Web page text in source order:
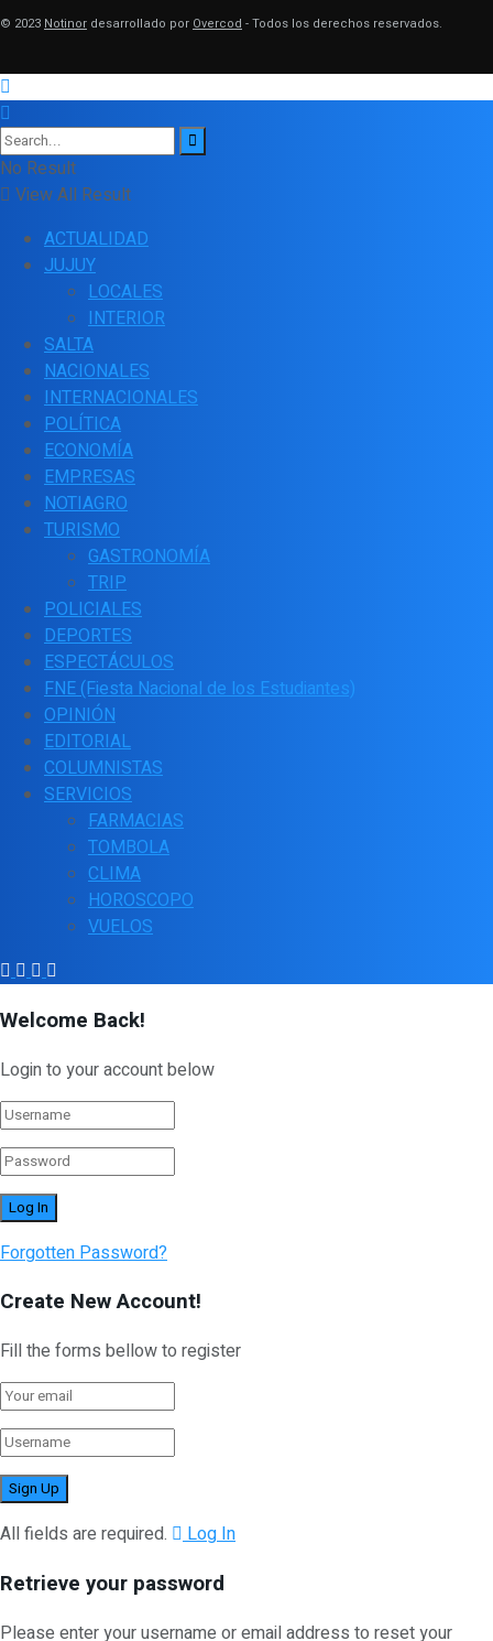
© 2023 Notinor desarrollado por Overcod - Todos los derechos reservados.
No Result
View All Result
ACTUALIDAD
JUJUY
LOCALES
INTERIOR
SALTA
NACIONALES
INTERNACIONALES
POLÍTICA
ECONOMÍA
EMPRESAS
NOTIAGRO
TURISMO
GASTRONOMÍA
TRIP
POLICIALES
DEPORTES
ESPECTÁCULOS
FNE (Fiesta Nacional de los Estudiantes)
OPINIÓN
EDITORIAL
COLUMNISTAS
SERVICIOS
FARMACIAS
TOMBOLA
CLIMA
HOROSCOPO
VUELOS
Welcome Back!
Login to your account below
Forgotten Password?
Create New Account!
Fill the forms bellow to register
All fields are required. Log In
Retrieve your password
Please enter your username or email address to reset your